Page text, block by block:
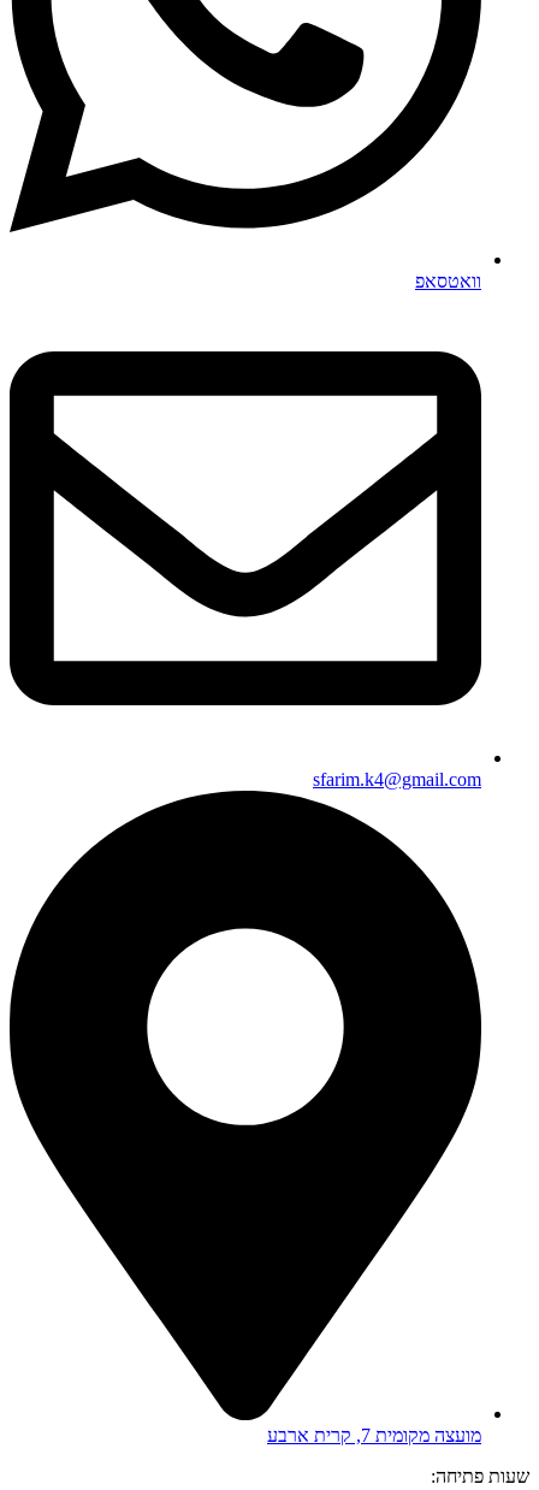
וואטסאפ
sfarim.k4@gmail.com
מועצה מקומית 7, קרית ארבע
שעות פתיחה: